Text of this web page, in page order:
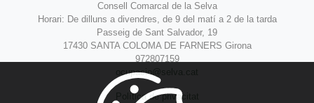
Consell Comarcal de la Selva
Horari: De dilluns a divendres, de 9 del matí a 2 de la tarda
Passeig de Sant Salvador, 19
17430 SANTA COLOMA DE FARNERS Girona
972807159
ocupacio@selva.cat
Política de privacitat